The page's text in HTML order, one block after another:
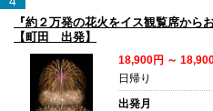
『約２万発の花火をイス観覧席か
【町田 出発】
18,900円 ～
日帰り
出発月